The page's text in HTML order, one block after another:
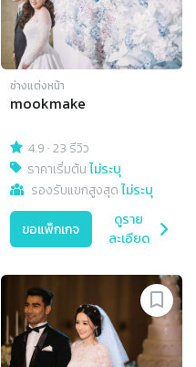
ช่างแต่งหน้า
mookmake
4.9 ·23 รีวิว
ราคาเริ่มต้นไม่ระบุ
รองรับแขกสูงสุดไม่ระบุ
ขอแพ็กเกจ
ดูราย
ละเอียด